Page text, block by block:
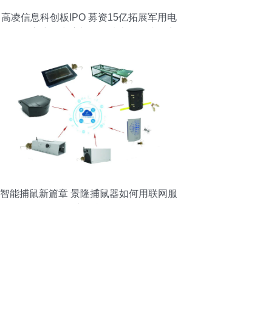
高凌信息科创板IPO 募资15亿拓展军用电
智能捕鼠新篇章 景隆捕鼠器如何用联网服